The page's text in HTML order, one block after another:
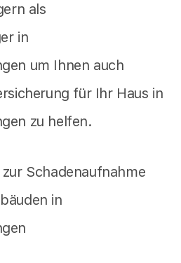
als
in
um Ihnen auch
für Ihr Haus in
zu helfen.
Schadenaufnahme
in